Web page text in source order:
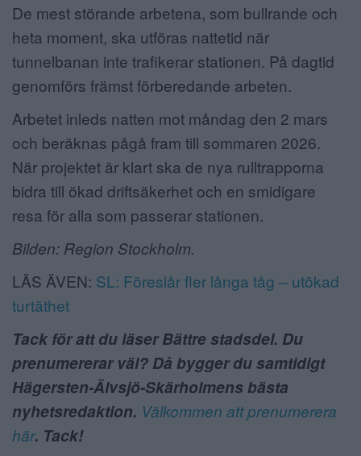
De mest störande arbetena, som bullrande och
heta moment, ska utföras nattetid när
tunnelbanan inte trafikerar stationen. På dagtid
genomförs främst förberedande arbeten.
Arbetet inleds natten mot måndag den 2 mars
och beräknas pågå fram till sommaren 2026.
När projektet är klart ska de nya rulltrapporna
bidra till ökad driftsäkerhet och en smidigare
resa för alla som passerar stationen.
Bilden: Region Stockholm.
LÄS ÄVEN: SL: Föreslår fler långa tåg – utökad
turtäthet
Tack för att du läser Bättre stadsdel. Du
prenumererar väl? Då bygger du samtidigt
Hägersten-Älvsjö-Skärholmens bästa
nyhetsredaktion. Välkommen att prenumerera
här. Tack!